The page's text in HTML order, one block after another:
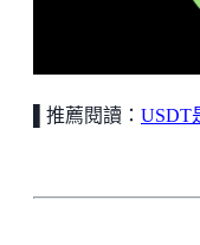
▌推薦閱讀： USDT